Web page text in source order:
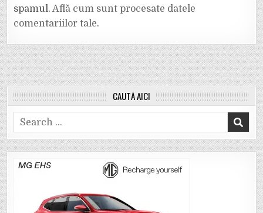
spamul.Află cum sunt procesate datele
comentariilor tale.
CAUTĂ AICI
Search
for: